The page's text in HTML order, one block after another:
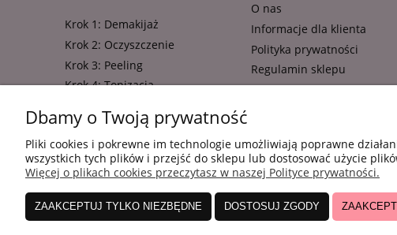
Krok 1: Demakijaż
Krok 2: Oczyszczenie
Krok 3: Peeling
Krok 4: Tonizacja
Krok 6: Ampułka, koncentrat,
serum
Krok 7: Maseczka w płachcie
Krok 8: Krem pod oczy
Krok 9: Intensywne Nawilżanie
Krok 10: Ochrona UV
O nas
Informacje dla klienta
Polityka prywatności
Regulamin sklepu
Regulamin konta
Dbamy o Twoją prywatność
Pliki cookies i pokrewne im technologie umożliwiają poprawne
wszystkich tych plików i przejść do sklepu lub dostosować użycie
Więcej o plikach cookies przeczytasz w naszej Polityce prywatności.
ZAAKCEPTUJ TYLKO NIEZBĘDNE DOSTOSUJ ZGODY